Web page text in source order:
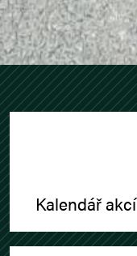
Kalendář akcí